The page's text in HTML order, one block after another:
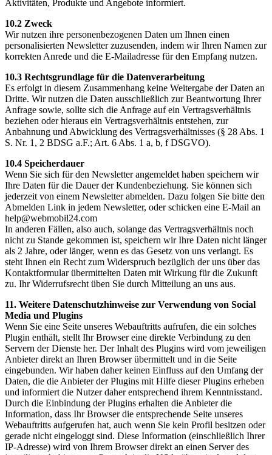
Aktivitäten, Produkte und Angebote informiert.
10.2 Zweck
Wir nutzen ihre personenbezogenen Daten um Ihnen einen
personalisierten Newsletter zuzusenden, indem wir Ihren Namen zur
korrekten Anrede und die E-Mailadresse für den Empfang nutzen.
10.3 Rechtsgrundlage für die Datenverarbeitung
Es erfolgt in diesem Zusammenhang keine Weitergabe der Daten an
Dritte. Wir nutzen die Daten ausschließlich zur Beantwortung Ihrer
Anfrage sowie, sollte sich die Anfrage auf ein Vertragsverhältnis
beziehen oder hieraus ein Vertragsverhältnis entstehen, zur
Anbahnung und Abwicklung des Vertragsverhältnisses (§ 28 Abs. 1
S. Nr. 1, 2 BDSG a.F.; Art. 6 Abs. 1 a, b, f DSGVO).
10.4 Speicherdauer
Wenn Sie sich für den Newsletter angemeldet haben speichern wir
Ihre Daten für die Dauer der Kundenbeziehung. Sie können sich
jederzeit von einem Newsletter abmelden. Dazu folgen Sie bitte den
Abmelden Link in jedem Newsletter, oder schicken eine E-Mail an
help@webmobil24.com
In anderen Fällen, also auch, solange das Vertragsverhältnis noch
nicht zu Stande gekommen ist, speichern wir Ihre Daten nicht länger
als 2 Jahre, oder länger, wenn es das Gesetz von uns verlangt. Es
steht Ihnen ein Recht zum Widerspruch bezüglich der uns über das
Kontaktformular übermittelten Daten mit Wirkung für die Zukunft
zu. Ihr Widerrufsrecht üben Sie durch Mitteilung an uns aus.
11. Weitere Datenschutzhinweise zur Verwendung von Social
Media und Plugins
Wenn Sie eine Seite unseres Webauftritts aufrufen, die ein solches
Plugin enthält, stellt Ihr Browser eine direkte Verbindung zu den
Servern der Dienste her. Der Inhalt des Plugins wird vom jeweiligen
Anbieter direkt an Ihren Browser übermittelt und in die Seite
eingebunden. Wir haben daher keinen Einfluss auf den Umfang der
Daten, die die Anbieter der Plugins mit Hilfe dieser Plugins erheben
und informiert die Nutzer daher entsprechend ihrem Kenntnisstand.
Durch die Einbindung der Plugins erhalten die Anbieter die
Information, dass Ihr Browser die entsprechende Seite unseres
Webauftritts aufgerufen hat, auch wenn Sie kein Profil besitzen oder
gerade nicht eingeloggt sind. Diese Information (einschließlich Ihrer
IP-Adresse) wird von Ihrem Browser direkt an einen Server des